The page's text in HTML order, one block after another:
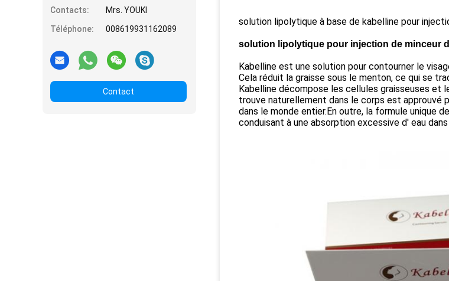
Contacts:
Mrs. YOUKI
Téléphone:
008619931162089
Contact
solution lipolytique à base de kabelline pour
solution lipolytique pour injection de minceur
Kabelline est une solution pour contourner le
Cela réduit la graisse sous le menton, ce qui se
Kabelline décompose les cellules graisseuses et
trouve naturellement dans le corps est approuvé
dans le monde entier.En outre, la formule unique
conduisant à une absorption excessive d' eau